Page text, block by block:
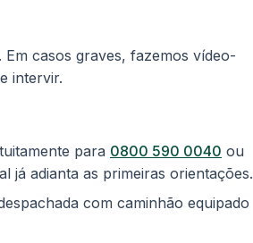
casos graves, fazemos vídeo-
intervir.
para 0800 590 0040 ou
já adianta as primeiras orientações.
com caminhão equipado